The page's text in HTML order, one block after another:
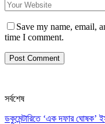
Save my name, email,
time I comment.
সর্বশেষ
ডকুমেন্টারিতে ‘এক দফার ঘোষক’